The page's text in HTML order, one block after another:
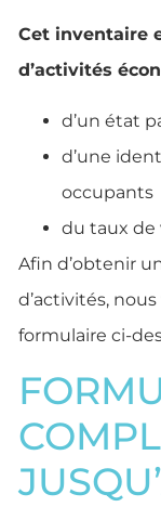
Cet inventaire
d’activités
d’un état
d’une
occupants
du taux de
Afin d’obtenir
d’activités,
formulaire ci-